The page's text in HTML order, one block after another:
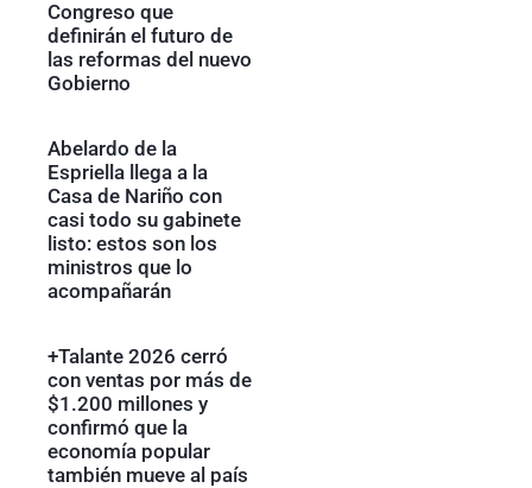
Congreso que
definirán el futuro de
las reformas del nuevo
Gobierno
Abelardo de la
Espriella llega a la
Casa de Nariño con
casi todo su gabinete
listo: estos son los
ministros que lo
acompañarán
+Talante 2026 cerró
con ventas por más de
$1.200 millones y
confirmó que la
economía popular
también mueve al país